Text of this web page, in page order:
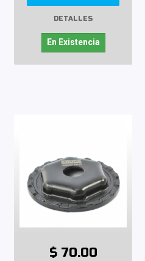
DETALLES
En Existencia
$ 70.00